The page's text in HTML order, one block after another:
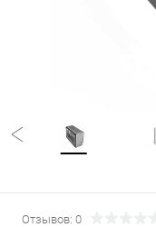
Отзывов: 0